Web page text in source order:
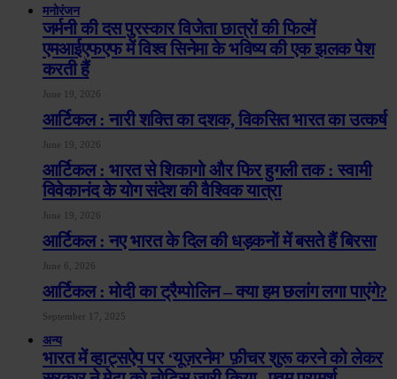
मनोरंजन
जर्मनी की दस पुरस्कार विजेता छात्रों की फिल्में
एमआईएफएफ में विश्व सिनेमा के भविष्य की एक झलक पेश
करती हैं
June 19, 2026
आर्टिकल : नारी शक्ति का दशक, विकसित भारत का उत्कर्ष
June 19, 2026
आर्टिकल : भारत से शिकागो और फिर हुगली तक : स्वामी
विवेकानंद के योग संदेश की वैश्विक यात्रा
June 19, 2026
आर्टिकल : नए भारत के दिल की धड़कनों में बसते हैं बिरसा
June 6, 2026
आर्टिकल : मोदी का ट्रैम्पोलिन – क्या हम छलांग लगा पाएंगे?
September 17, 2025
अन्य
भारत में व्हाट्सऐप पर ‘यूज़रनेम’ फ़ीचर शुरू करने को लेकर